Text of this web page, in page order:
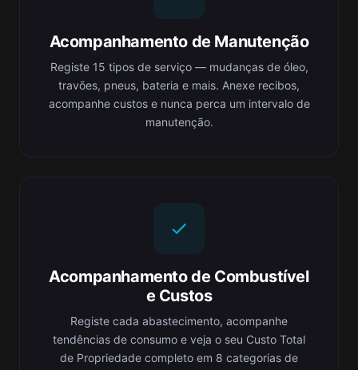
Acompanhamento de Manutenção
Registe 15 tipos de serviço — mudanças de óleo,
travões, pneus, bateria e mais. Anexe recibos,
acompanhe custos e nunca perca um intervalo de
manutenção.
Acompanhamento de Combustível
e Custos
Registe cada abastecimento, acompanhe
tendências de consumo e veja o seu Custo Total
de Propriedade completo em 8 categorias de